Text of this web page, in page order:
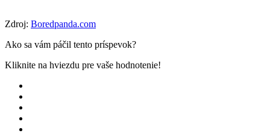
Zdroj: Boredpanda.com
Ako sa vám páčil tento príspevok?
Kliknite na hviezdu pre vaše hodnotenie!